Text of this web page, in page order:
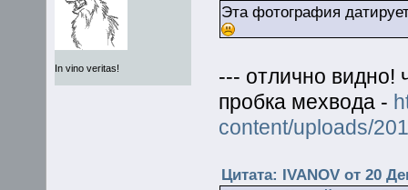
In vino veritas!
Эта фотография
--- отлично видно!
пробка мехвода -
content/uploads/
Цитата: IVANOV от 20